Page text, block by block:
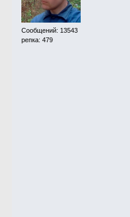
Сообщений: 13543
репка: 479